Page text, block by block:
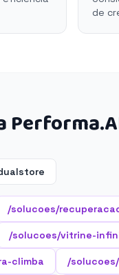
de
/solucoes/
/solucoes/vitrine-
climba /